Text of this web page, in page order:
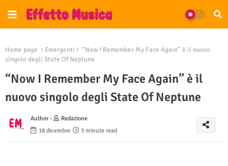
Home page Emergenti
“Now I Remember My Face Again” è il nuovo
singolo degli State Of Neptune
“Now I Remember My Face Again” è il
nuovo singolo degli State Of Neptune
Author -
Redazione
18 dicembre
3 minute read